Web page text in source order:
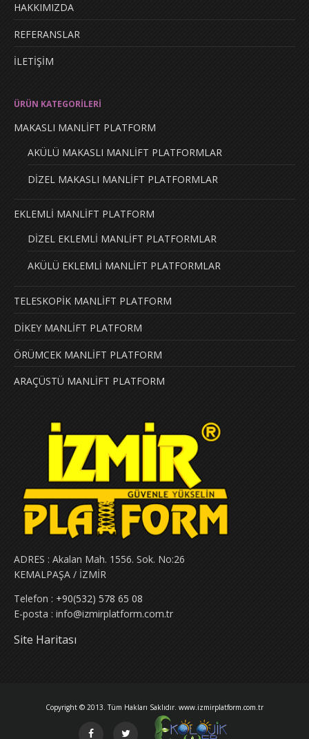
HAKKIMIZDA
REFERANSLAR
İLETİŞİM
ÜRÜN KATEGORİLERİ
MAKASLI MANLİFT PLATFORM
AKÜLÜ MAKASLI MANLİFT PLATFORMLAR
DİZEL MAKASLI MANLİFT PLATFORMLAR
EKLEMLİ MANLİFT PLATFORM
DİZEL EKLEMLİ MANLİFT PLATFORMLAR
AKÜLÜ EKLEMLİ MANLİFT PLATFORMLAR
TELESKOPİK MANLİFT PLATFORM
DİKEY MANLİFT PLATFORM
ÖRÜMCEK MANLİFT PLATFORM
ARAÇÜSTÜ MANLİFT PLATFORM
ADRES : Akalan Mah. 1556. Sok. No:26
KEMALPAŞA / İZMİR
Telefon : +90(532) 578 65 08
E-posta : info@izmirplatform.com.tr
Site Haritası
Copyright © 2013. Tüm Hakları Saklıdır. www.izmirplatform.com.tr